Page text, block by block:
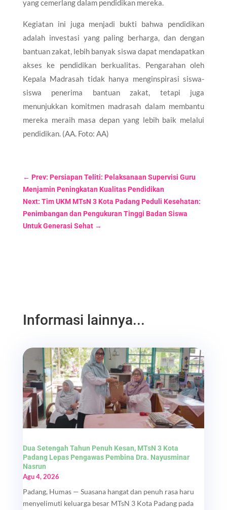
yang cemerlang dalam pendidikan mereka.
Kegiatan ini juga menjadi bukti bahwa pendidikan
adalah investasi yang paling berharga, dan dengan
bantuan zakat, lebih banyak siswa dapat mendapatkan
akses ke pendidikan berkualitas. Pengarahan oleh
Kepala Madrasah tidak hanya menginspirasi siswa-
siswa penerima bantuan zakat, tetapi juga
menunjukkan komitmen madrasah dalam membantu
mereka meraih masa depan yang lebih baik melalui
pendidikan. (AA. Foto: AA)
← Prev: Persiapan Teliti: Pelaksanaan Supervisi Guru
Menjamin Peningkatan Kualitas Pendidikan
Next: Tim UKM MTsN 3 Kota Padang Peduli Kesehatan:
Penimbangan dan Pengukuran Tinggi Badan Siswa
Untuk Generasi Sehat→
Informasi lainnya...
Dua Setengah Tahun Penuh Kesan, MTsN 3 Kota
Padang Lepas Pengawas Pembina Dra. Nayusminar
Nasrun
Agu 4, 2026
Padang, Humas — Suasana hangat dan penuh rasa haru
menyelimuti keluarga besar MTsN 3 Kota Padang pada